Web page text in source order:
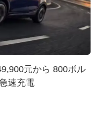
元から 800ボル
速充電